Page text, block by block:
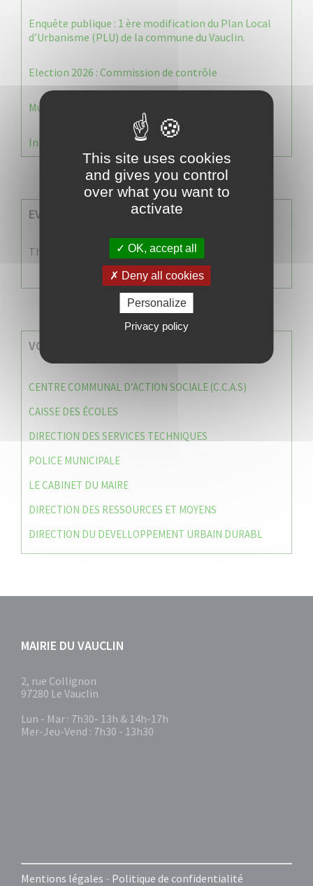
Enquête publique : 1 ère modification du Plan Local
d’Urbanisme (PLU) de la commune du Vauclin.
Election 2026 : Commission de contrôle
Municipale 2026 : Transfert du Bureau de Vote n°2
Information Élections – Carte Électorale
EVENEMENTS A VENIR
There are no events
VOS SERVICES MUNICIPAUX
CENTRE COMMUNAL D’ACTION SOCIALE (C.C.A.S)
CAISSE DES ÉCOLES
DIRECTION DES SERVICES TECHNIQUES
POLICE MUNICIPALE
LE CABINET DU MAIRE
DIRECTION DES RESSOURCES ET MOYENS
DIRECTION DU DEVELLOPPEMENT URBAIN DURABL
MAIRIE DU VAUCLIN
2, rue Collignon
97280 Le Vauclin
Lun - Mar : 7h30- 13h & 14h-17h
Mer-Jeu-Vend : 7h30 - 13h30
Mentions légales - Politique de confidentialité
This site uses cookies
and gives you control
over what you want to
activate
OK, accept all
Deny all cookies
Personalize
Privacy policy